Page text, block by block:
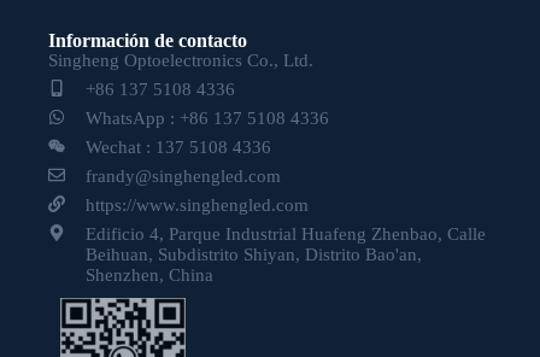
Información de contacto
Singheng Optoelectronics Co., Ltd.
+86 137 5108 4336
WhatsApp : +86 137 5108 4336
Wechat : 137 5108 4336
frandy@singhengled.com
https://www.singhengled.com
Edificio 4, Parque Industrial Huafeng Zhenbao, Calle
Beihuan, Subdistrito Shiyan, Distrito Bao'an,
Shenzhen, China